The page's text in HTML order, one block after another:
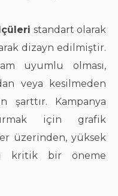
standart olarak
dizayn edilmiştir.
uyumlu olması,
veya kesilmeden
şarttır. Kampanya
için grafik
üzerinden, yüksek
kritik bir öneme